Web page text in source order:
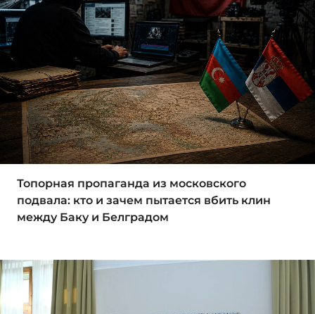
Топорная пропаганда из московского
подвала: кто и зачем пытается вбить клин
между Баку и Белградом